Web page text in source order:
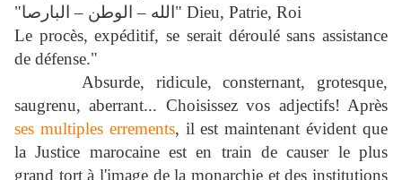
Dieu, Patrie, Roi "الله – الوطن – البارصا"
Le procès, expéditif, se serait déroulé sans assistance
de défense."
Absurde, ridicule, consternant, grotesque,
saugrenu, aberrant... Choisissez vos adjectifs! Après
ses multiples errements, il est maintenant évident que
la Justice marocaine est en train de causer le plus
grand tort à l'image de la monarchie et des institutions